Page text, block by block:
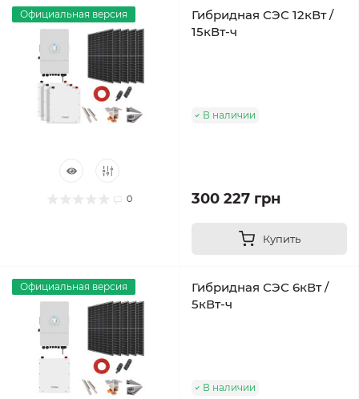
Официальная версия
0
Гибридная СЭС 12кВт /
15кВт-ч
В наличии
300 227 грн
Купить
Официальная версия
Гибридная СЭС 6кВт /
5кВт-ч
В наличии